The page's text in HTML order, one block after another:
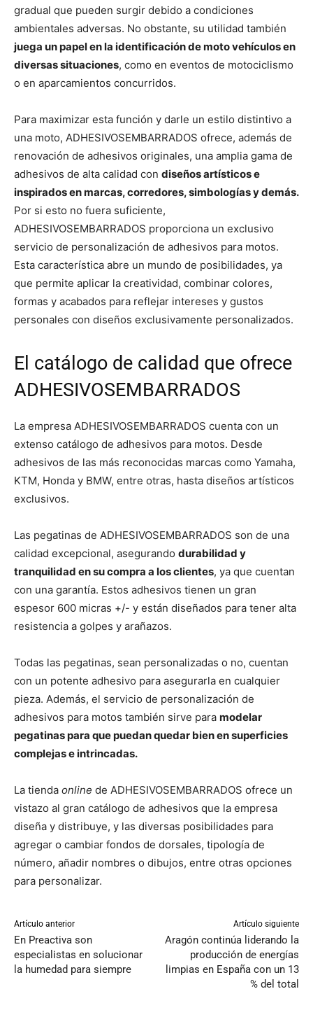
gradual que pueden surgir debido a condiciones
ambientales adversas. No obstante, su utilidad también
juega un papel en la identificación de moto vehículos en
diversas situaciones, como en eventos de motociclismo
o en aparcamientos concurridos.
Para maximizar esta función y darle un estilo distintivo a
una moto, ADHESIVOSEMBARRADOS ofrece, además de
renovación de adhesivos originales, una amplia gama de
adhesivos de alta calidad con diseños artísticos e
inspirados en marcas, corredores, simbologías y demás.
Por si esto no fuera suficiente,
ADHESIVOSEMBARRADOS proporciona un exclusivo
servicio de personalización de adhesivos para motos.
Esta característica abre un mundo de posibilidades, ya
que permite aplicar la creatividad, combinar colores,
formas y acabados para reflejar intereses y gustos
personales con diseños exclusivamente personalizados.
El catálogo de calidad que ofrece
ADHESIVOSEMBARRADOS
La empresa ADHESIVOSEMBARRADOS cuenta con un
extenso catálogo de adhesivos para motos. Desde
adhesivos de las más reconocidas marcas como Yamaha,
KTM, Honda y BMW, entre otras, hasta diseños artísticos
exclusivos.
Las pegatinas de ADHESIVOSEMBARRADOS son de una
calidad excepcional, asegurando durabilidad y
tranquilidad en su compra a los clientes, ya que cuentan
con una garantía. Estos adhesivos tienen un gran
espesor 600 micras +/- y están diseñados para tener alta
resistencia a golpes y arañazos.
Todas las pegatinas, sean personalizadas o no, cuentan
con un potente adhesivo para asegurarla en cualquier
pieza. Además, el servicio de personalización de
adhesivos para motos también sirve para modelar
pegatinas para que puedan quedar bien en superficies
complejas e intrincadas.
La tienda online de ADHESIVOSEMBARRADOS ofrece un
vistazo al gran catálogo de adhesivos que la empresa
diseña y distribuye, y las diversas posibilidades para
agregar o cambiar fondos de dorsales, tipología de
número, añadir nombres o dibujos, entre otras opciones
para personalizar.
Artículo anterior
En Preactiva son
especialistas en solucionar
la humedad para siempre
Artículo siguiente
Aragón continúa liderando la
producción de energías
limpias en España con un 13
% del total